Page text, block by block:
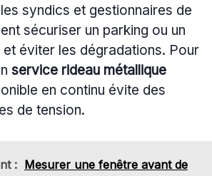
syndics et gestionnaires de
sécuriser un parking ou un
éviter les dégradations. Pour
service rideau métallique
en continu évite des
de tension.
: Mesurer une fenêtre avant de